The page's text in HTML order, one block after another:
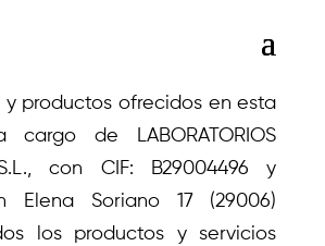
y productos ofrecidos en esta
de LABORATORIOS
S.L., con CIF: B29004496 y
Elena Soriano 17 (29006)
los productos y servicios